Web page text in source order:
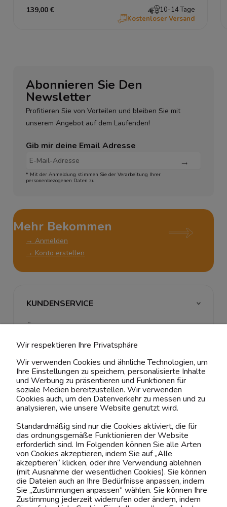
139,00 €
10-14 Tage
Kostenloser Versand
Abonnieren Sie Den
Newsletter
Profitieren Sie von Vorteilen und bleiben Sie mit
unserem Angebot auf dem Laufenden!
Gib mir deine Email Adresse
* Mit der Anmeldung stimmen Sie der Verarbeitung Ihrer
personenbezogenen Daten zu
Mehr Bekommen
→ Anmelden
→ Konto erstellen
Kontaktiere uns!
0151 12200811
shop@yourhouse24.eu
Mo. - Fr. 07:00-15:00
KUNDENSERVICE
ÜBER UNS & RECHTLICHES
MEIN ACCOUNT
BELIEBTE KATEGORIEN
Wir respektieren Ihre Privatsphäre
Wir verwenden Cookies und ähnliche Technologien, um
Ihre Einstellungen zu speichern, personalisierte Inhalte
und Werbung zu präsentieren und Funktionen für
soziale Medien bereitzustellen. Wir verwenden
Cookies auch, um den Datenverkehr zu messen und zu
analysieren, wie unsere Website genutzt wird.
Standardmäßig sind nur die Cookies aktiviert, die für
das ordnungsgemäße Funktionieren der Website
erforderlich sind. Im Folgenden können Sie alle Arten
von Cookies akzeptieren, indem Sie auf „Alle
akzeptieren“ klicken, oder ihre Verwendung ablehnen
(mit Ausnahme der wesentlichen Cookies). Sie können
die Dateien auch an Ihre Bedürfnisse anpassen, indem
Sie „Zustimmungen anpassen“ wählen. Sie können Ihre
Zustimmung jederzeit widerrufen oder ändern, indem